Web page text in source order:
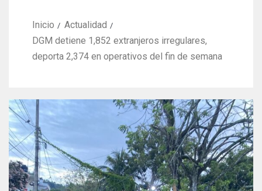
Inicio
Actualidad
DGM detiene 1,852 extranjeros irregulares,
deporta 2,374 en operativos del fin de semana